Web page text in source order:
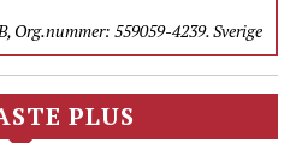
Org.nummer: 559059-4239. Sverige
PLUS